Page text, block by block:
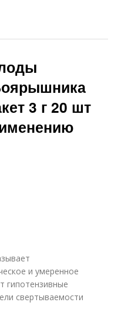
3 г 20 шт
и умеренное
гипотензивные
свертываемости